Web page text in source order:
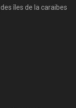
îles de la caraibes